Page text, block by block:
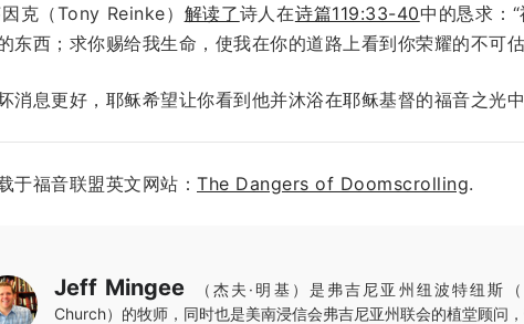
克（Tony Reinke） 解读了诗人在诗篇119:33-40中的恳求：
东西；求你赐给我生命，使我在你的道路上看到你荣耀的不可
消息更好，耶稣希望让你看到他并沐浴在耶稣基督的福音之光
于福音联盟英文网站： The Dangers of Doomscrolling.
Jeff Mingee
（杰夫·明基）是弗吉尼亚州纽波特纽斯
Church）的牧师，同时也是美南浸信会弗吉尼亚州联会的植堂顾问